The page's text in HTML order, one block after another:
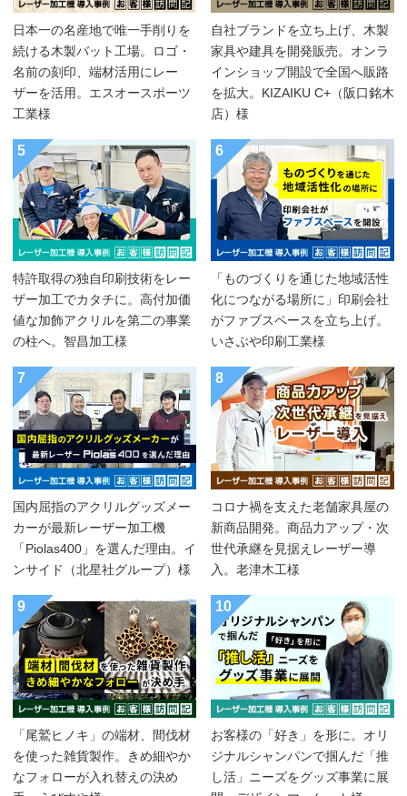
日本一の名産地で唯一手削りを
続ける木製バット工場。ロゴ・
名前の刻印、端材活用にレー
ザーを活用。エスオースポーツ
工業様
自社ブランドを立ち上げ、木製
家具や建具を開発販売。オンラ
インショップ開設で全国へ販路
を拡大。KIZAIKU C+（阪口銘木
店）様
5
特許取得の独自印刷技術をレー
ザー加工でカタチに。高付加価
値な加飾アクリルを第二の事業
の柱へ。智昌加工様
6
「ものづくりを通じた地域活性
化につながる場所に」印刷会社
がファブスペースを立ち上げ。
いさぶや印刷工業様
7
国内屈指のアクリルグッズメー
カーが最新レーザー加工機
「Piolas400」を選んだ理由。イ
ンサイド（北星社グループ）様
8
コロナ禍を支えた老舗家具屋の
新商品開発。商品力アップ・次
世代承継を見据えレーザー導
入。老津木工様
9
「尾鷲ヒノキ」の端材、間伐材
を使った雑貨製作。きめ細やか
なフォローが入れ替えの決め
10
お客様の「好き」を形に。オリ
ジナルシャンパンで掴んだ「推
し活」ニーズをグッズ事業に展